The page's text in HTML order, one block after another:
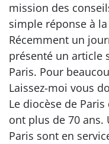
mission des
simple réponse à
Récemment un
présenté un article
Paris. Pour
Laissez-moi vous
Le diocèse de
ont plus de 70 ans.
Paris sont en